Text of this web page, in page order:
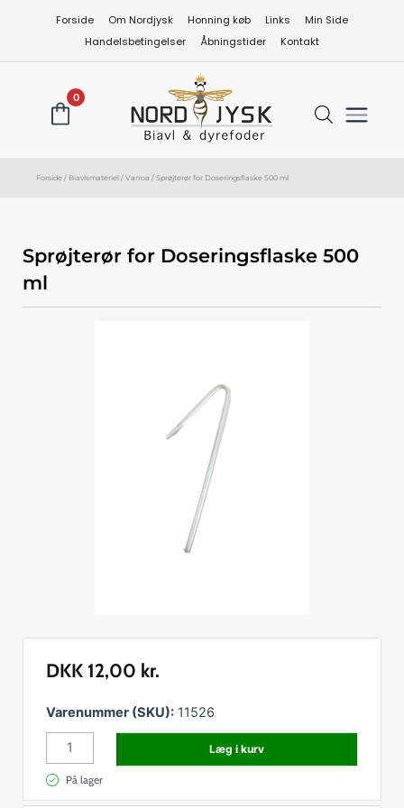
Forside Om Nordjysk Honning køb Links
Min Side
Handelsbetingelser
Åbningstider Kontakt
0
Forside / Biavlsmateriel / Varroa / Sprøjterør for Doseringsflaske 500 ml
Sprøjterør for Doseringsflaske 500
ml
DKK 12,00 kr.
Varenummer (SKU):11526
Sprøjterør
for
Doseringsflaske
500
ml
Læg i kurv
På lager